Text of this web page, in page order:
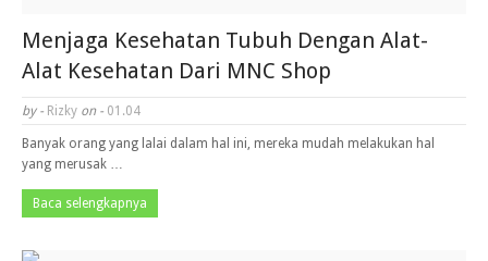
Menjaga Kesehatan Tubuh Dengan Alat-
Alat Kesehatan Dari MNC Shop
by - Rizky on - 01.04
Banyak orang yang lalai dalam hal ini, mereka mudah melakukan hal
yang merusak …
Baca selengkapnya